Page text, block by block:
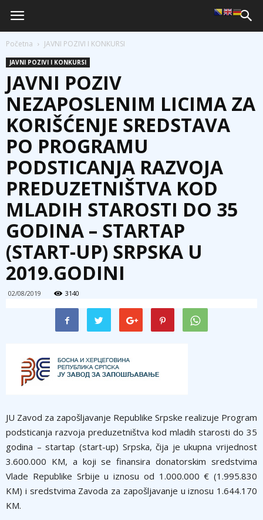
Početna JAVNI POZIVI I KONKURSI
JAVNI POZIVI I KONKURSI
JAVNI POZIV
NEZAPOSLENIM LICIMA ZA
KORIŠĆENJE SREDSTAVA
PO PROGRAMU
PODSTICANJA RAZVOJA
PREDUZETNIŠTVA KOD
MLADIH STAROSTI DO 35
GODINA – STARTAP
(START-UP) SRPSKA U
2019.GODINI
02/08/2019 3140
JU Zavod za zapošljavanje Republike Srpske realizuje Program
podsticanja razvoja preduzetništva kod mladih starosti do 35
godina – startap (start-up) Srpska, čija je ukupna vrijednost
3.600.000 KM, a koji se finansira donatorskim sredstvima
Vlade Republike Srbije u iznosu od 1.000.000 € (1.995.830
KM) i sredstvima Zavoda za zapošljavanje u iznosu 1.644.170
KM.